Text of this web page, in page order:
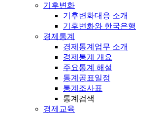
기후변화
기후변화대응 소개
기후변화와 한국은행
경제통계
경제통계업무 소개
경제통계 개요
주요통계 해설
통계공표일정
통계조사표
통계검색
경제교육